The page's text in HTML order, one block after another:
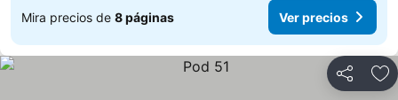
Mira precios de 8 páginas Ver precios
Compartir